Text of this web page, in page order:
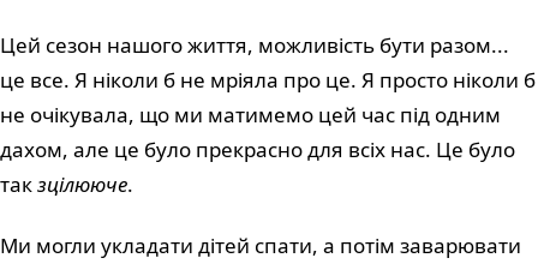
Цей сезон нашого життя, можливість бути разом...
це все. Я ніколи б не мріяла про це. Я просто ніколи б
не очікувала, що ми матимемо цей час під одним
дахом, але це було прекрасно для всіх нас. Це було
такзцілююче.
Ми могли укладати дітей спати, а потім заварювати